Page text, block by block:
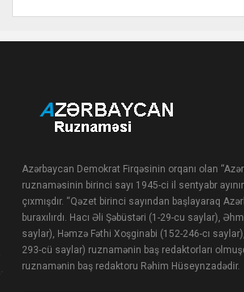
Azərbaycan Demokrat Firqəsinin orqanı olan
ruznaməsinin birinci sayı 1945-ci il sentyabr
çıxmışdır. “Qəzet birinci sayından başlayaraq
buraxılırdı. Hacı Əli Şəbüstəri (1-29-cu saylar),
saylar), Həmzə Fəthi Xoşginabi (152-246-cı
293-cü saylar) ruznamənin baş redaktorları
ruznamənin baş redaktoru Rəhim Hüseynzadədir.